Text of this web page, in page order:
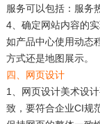
服务可以包括：服务
4、确定网站内容的实
如产品中心使用动态
方式还是地图展示。
四、网页设计
1、网页设计美术设
致，要符合企业CI规